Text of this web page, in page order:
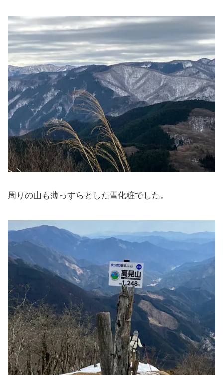
周りの山も薄っすらとした雪化粧でした。